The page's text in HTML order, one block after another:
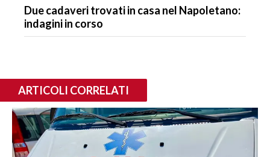
Due cadaveri trovati in casa nel Napoletano:
indagini in corso
ARTICOLI CORRELATI